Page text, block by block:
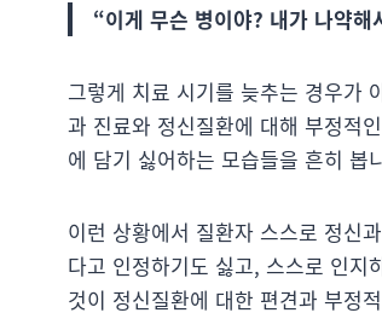
“이게 무슨 병이야? 내가 나약해
그렇게 치료 시기를 늦추는 경우가
과 진료와 정신질환에 대해 부정적
에 담기 싫어하는 모습들을 흔히 봅
이런 상황에서 질환자 스스로 정신
다고 인정하기도 싫고, 스스로 인지
것이 정신질환에 대한 편견과 부정